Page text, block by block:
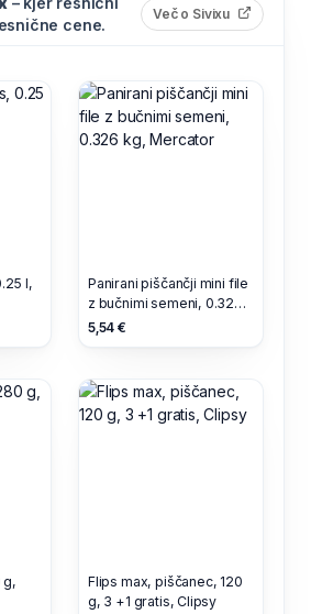
cene.
Več o Sivixu (odpre
l,
Panirani piščančji mini file
z bučnimi semeni, 0.326
kg, Mercator
5,54 €
g,
Flips max, piščanec, 120
g, 3 +1 gratis, Clipsy